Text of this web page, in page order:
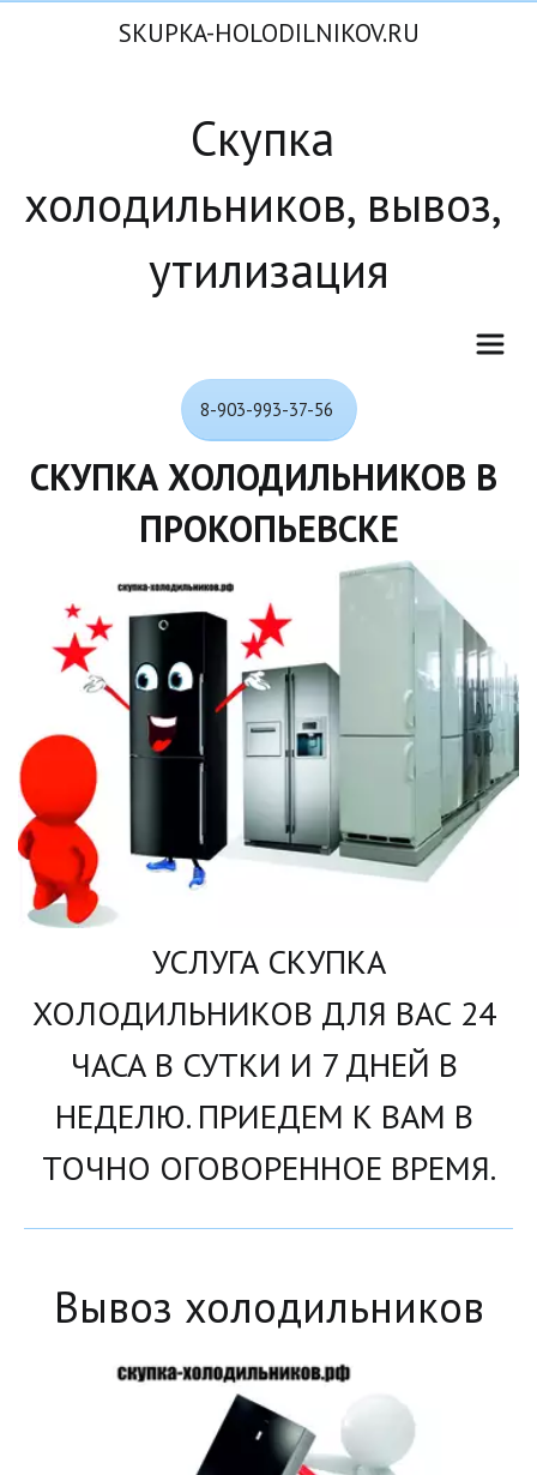
SKUPKA-HOLODILNIKOV.RU
Скупка
холодильников, вывоз,
утилизация
8-903-993-37-56
СКУПКА ХОЛОДИЛЬНИКОВ В
ПРОКОПЬЕВСКЕ
УСЛУГА СКУПКА
ХОЛОДИЛЬНИКОВ ДЛЯ ВАС 24
ЧАСА В СУТКИ И 7 ДНЕЙ В
НЕДЕЛЮ. ПРИЕДЕМ К ВАМ В
ТОЧНО ОГОВОРЕННОЕ ВРЕМЯ.
Вывоз холодильников